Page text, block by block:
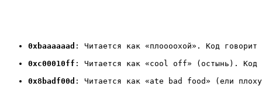
0xbaaaaaad : Читается как «плоооохой». Код
0xc00010ff : Читается как «cool off» (остынь). Код
0x8badf00d : Читается как «ate bad food» (ели